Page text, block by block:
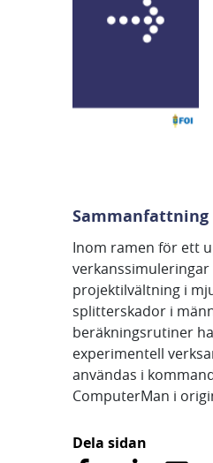
Sammanfattning
Inom ramen för ett
projektilvältning i
splitterskador i
beräkningsrutiner
experimentell
användas i
ComputerMan i
Dela sidan